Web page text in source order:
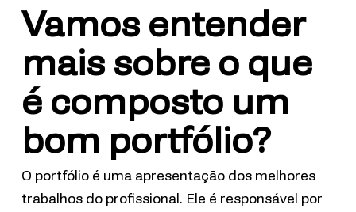
Vamos entender
mais sobre o que
é composto um
bom portfólio?
O portfólio é uma apresentação dos melhores
trabalhos do profissional. Ele é responsável por